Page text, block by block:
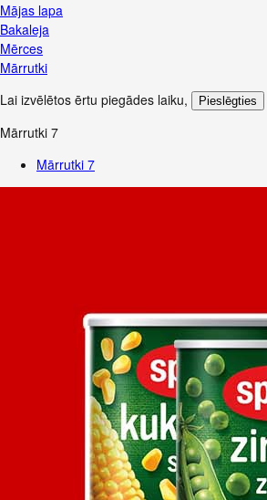
Mājas lapa
Bakaleja
Mērces
Mārrutki
Lai izvēlētos ērtu piegādes laiku, Pieslēgties
Mārrutki 7
Mārrutki 7